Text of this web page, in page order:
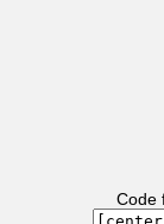
Code